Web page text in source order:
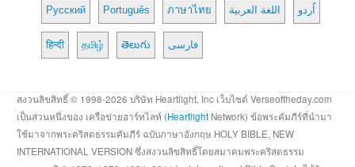
Русский Português ภาษาไทย اللغة العربية اُردو
हिन्दी தமிழ் తెలుగు فارسی
สงวนลิขสิทธิ์ © 1998-2026 บริษัท Heartlight, Inc เว็บไซต์ Verseoftheday.com
เป็นส่วนหนึ่งของ เครือข่ายฮาร์ทไลท์ (Heartlight Network) ข้อพระคัมภีร์ที่นำมา
ใช้มาจากพระคริสตธรรมคัมภีร์ ฉบับภาษาอังกฤษ HOLY BIBLE, NEW
INTERNATIONAL VERSION ซึ่งสงวนลิขสิทธิ์โดยสมาคมพระคริสตธรรม